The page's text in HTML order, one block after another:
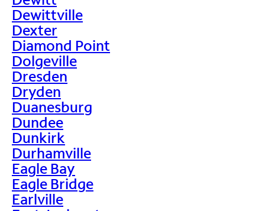
Dewittville
Dexter
Diamond Point
Dolgeville
Dresden
Dryden
Duanesburg
Dundee
Dunkirk
Durhamville
Eagle Bay
Eagle Bridge
Earlville